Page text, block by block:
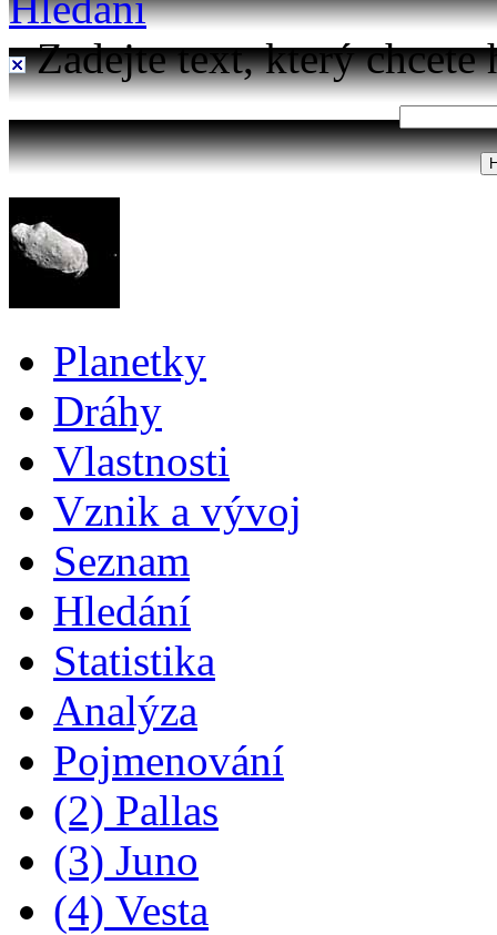
Zadejte text, který chcete
Planetky
Dráhy
Vlastnosti
Vznik a vývoj
Seznam
Hledání
Statistika
Analýza
Pojmenování
(2) Pallas
(3) Juno
(4) Vesta